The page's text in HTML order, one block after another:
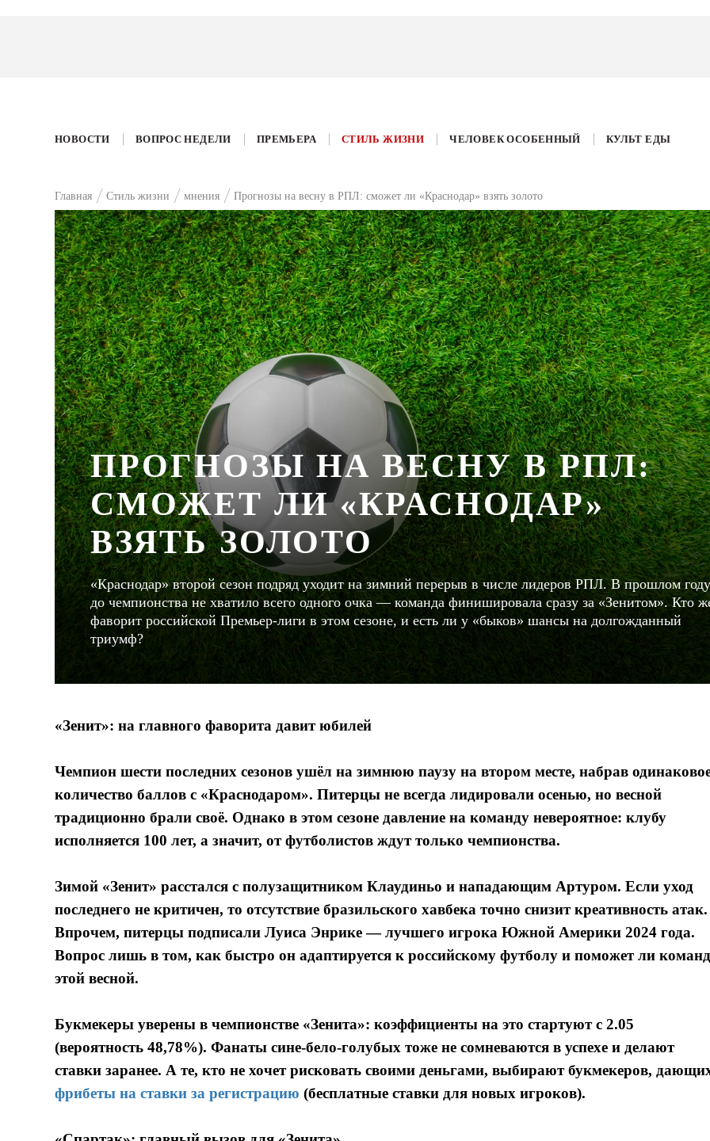
НОВОСТИ ВОПРОС НЕДЕЛИ ПРЕМЬЕРА СТИЛЬ ЖИЗНИ ЧЕЛОВЕК ОСОБЕННЫЙ КУЛЬТ ЕДЫ
Главная Стиль жизни мнения Прогнозы на весну в РПЛ: сможет ли «Краснодар» взять золото
ПРОГНОЗЫ НА ВЕСНУ В РПЛ:
СМОЖЕТ ЛИ «КРАСНОДАР»
ВЗЯТЬ ЗОЛОТО
«Краснодар» второй сезон подряд уходит на зимний перерыв в числе лидеров РПЛ. В прошлом году
до чемпионства не хватило всего одного очка — команда финишировала сразу за «Зенитом». Кто
фаворит российской Премьер-лиги в этом сезоне, и есть ли у «быков» шансы на долгожданный
триумф?
«Зенит»: на главного фаворита давит юбилей
Чемпион шести последних сезонов ушёл на зимнюю паузу на втором месте, набрав
количество баллов с «Краснодаром». Питерцы не всегда лидировали осенью, но весной
традиционно брали своё. Однако в этом сезоне давление на команду невероятное: клубу
исполняется 100 лет, а значит, от футболистов ждут только чемпионства.
Зимой «Зенит» расстался с полузащитником Клаудиньо и нападающим Артуром. Если уход
последнего не критичен, то отсутствие бразильского хавбека точно снизит креативность атак.
Впрочем, питерцы подписали Луиса Энрике — лучшего игрока Южной Америки 2024 года.
Вопрос лишь в том, как быстро он адаптируется к российскому футболу и поможет ли
этой весной.
Букмекеры уверены в чемпионстве «Зенита»: коэффициенты на это стартуют с 2.05
(вероятность 48,78%). Фанаты сине-бело-голубых тоже не сомневаются в успехе и делают
ставки заранее. А те, кто не хочет рисковать своими деньгами, выбирают букмекеров,
фрибеты на ставки за регистрацию (бесплатные ставки для новых игроков).